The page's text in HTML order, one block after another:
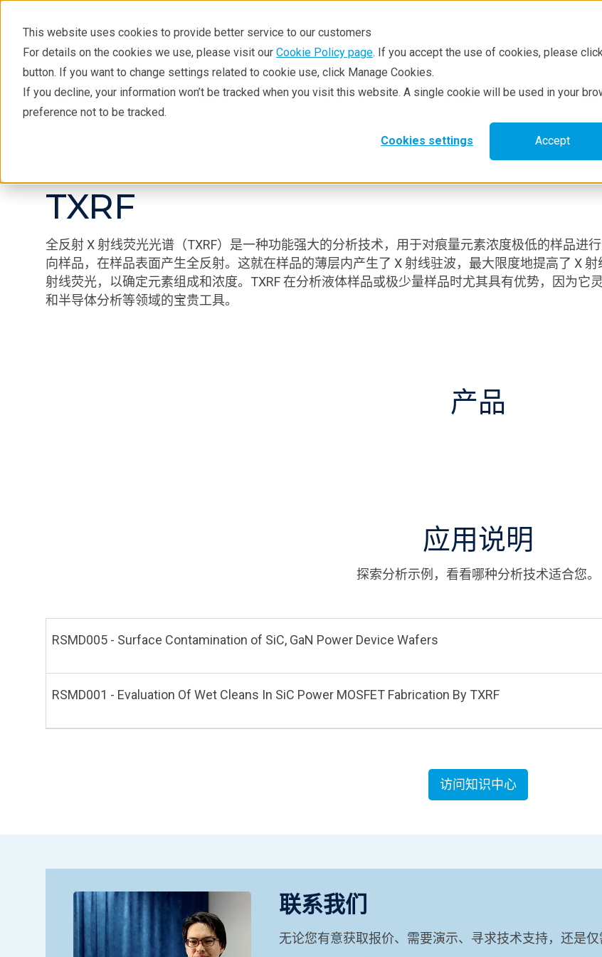
This website uses cookies to provide better service to our customers
For details on the cookies we use, please visit our Cookie Policy page. If you accept the use of cookies, please
button. If you want to change settings related to cookie use, click Manage Cookies.
If you decline, your information won’t be tracked when you visit this website. A single cookie will be used in your
preference not to be tracked.
Cookies settings Accept
产品中心 行业应用 技术方法 资源中心 服
TXRF
全反射 X 射线荧光光谱（TXRF）是一种功能强大的分析技术，用于对痕量元素浓度极低的样品进
向样品，在样品表面产生全反射。这就在样品的薄层内产生了 X 射线驻波，最大限度地提高了 X 射
射线荧光，以确定元素组成和浓度。TXRF 在分析液体样品或极少量样品时尤其具有优势，因为
和半导体分析等领域的宝贵工具。
产品
应用说明
探索分析示例，看看哪种分析技术适合您。
RSMD005 - Surface Contamination of SiC, GaN Power Device Wafers
RSMD001 - Evaluation Of Wet Cleans In SiC Power MOSFET Fabrication By TXRF
访问知识中心
联系我们
无论您有意获取报价、需要演示、寻求技术支持，还是